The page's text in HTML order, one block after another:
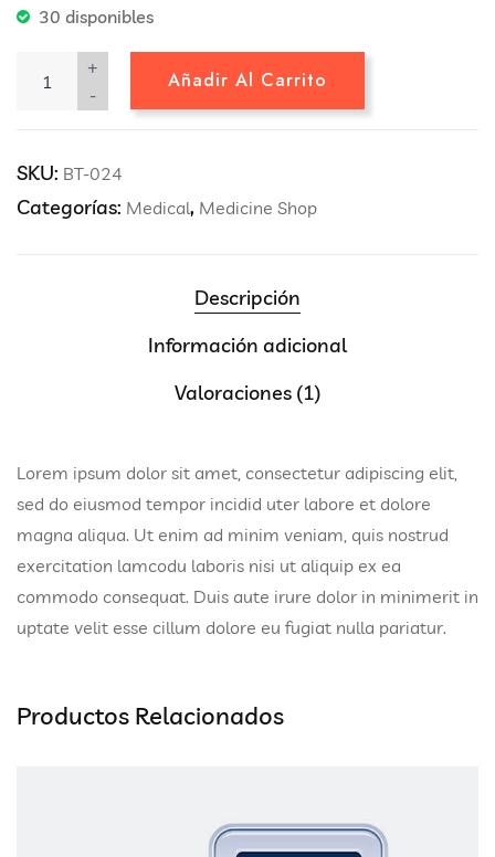
30 disponibles
-
+
Añadir Al Carrito
SKU: BT-024
Categorías: Medical, Medicine Shop
Descripción
Información adicional
Valoraciones (1)
Lorem ipsum dolor sit amet, consectetur adipiscing elit,
sed do eiusmod tempor incidid uter labore et dolore
magna aliqua. Ut enim ad minim veniam, quis nostrud
exercitation lamcodu laboris nisi ut aliquip ex ea
commodo consequat. Duis aute irure dolor in minimerit in
uptate velit esse cillum dolore eu fugiat nulla pariatur.
Productos Relacionados